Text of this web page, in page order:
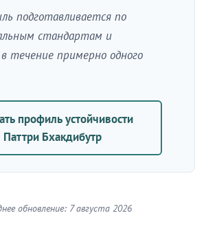
подготавливается по
стандартам и
течение примерно одного
профиль устойчивости
Паттри Бхакдибутр
обновление: 7 августа 2026